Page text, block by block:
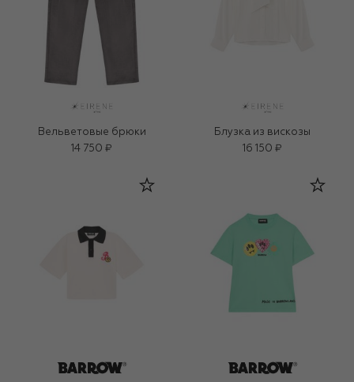
Вельветовые брюки
14 750 ₽
Блузка из вискозы
16 150 ₽